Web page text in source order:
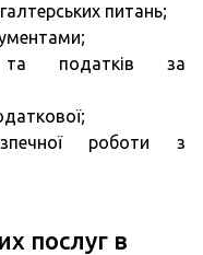
питань;
та податків за
роботи з
послуг в